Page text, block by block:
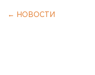
← НОВОСТИ